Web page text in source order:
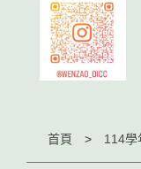
首頁 114學